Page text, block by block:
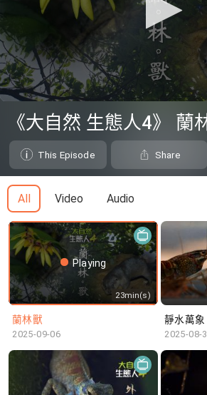
seconds
seconds
《大自然 生態人4》 蘭
This Episode Share
All Video Audio
Playing
23min(s)
蘭林獸
2025-09-06
靜水萬象
2025-08-